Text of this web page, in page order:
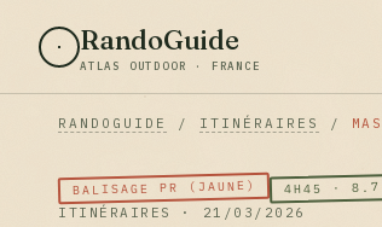
RandoGuide
ATLAS OUTDOOR · FRANCE
RANDOGUIDE / ITINÉRAIRES /
BALISAGE PR (JAUNE) 4H45 · 8.7
ITINÉRAIRES · 21/03/2026